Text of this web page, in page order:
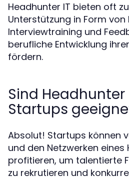
Headhunter IT bieten oft
Unterstützung in Form
Interviewtraining und
berufliche Entwicklung
fördern.
Sind
Startups
Absolut! Startups können
und den Netzwerken eines
profitieren, um talentierte
zu rekrutieren und